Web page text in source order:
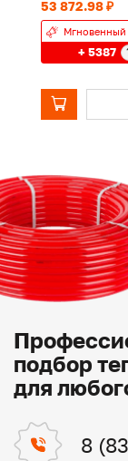
53 872.98 ₽
+ 5387
подбор
для
8